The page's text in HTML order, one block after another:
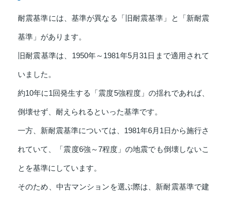
耐震基準には、基準が異なる「旧耐震基準」と「新耐震
基準」があります。
旧耐震基準は、1950年～1981年5月31日まで適用されて
いました。
約10年に1回発生する「震度5強程度」の揺れであれば、
倒壊せず、耐えられるといった基準です。
一方、新耐震基準については、1981年6月1日から施行さ
れていて、「震度6強～7程度」の地震でも倒壊しないこ
とを基準にしています。
そのため、中古マンションを選ぶ際は、新耐震基準で建